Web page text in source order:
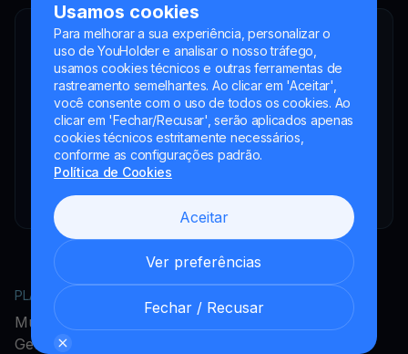
Usamos cookies
Para melhorar a sua experiência, personalizar o
uso de YouHolder e analisar o nosso tráfego,
usamos cookies técnicos e outras ferramentas de
rastreamento semelhantes. Ao clicar em 'Aceitar',
você consente com o uso de todos os cookies. Ao
clicar em 'Fechar/Recusar', serão aplicados apenas
cookies técnicos estritamente necessários,
conforme as configurações padrão.
Política de Cookies
Aceitar
Ver preferências
Fechar / Recusar
YouHodler SA
Intermediário financeiro registrado
YouHodler Italy S.R.L.
Registered as a VASP with the OAM
YouHodler SA
Registrada como VASP no Banco de España
YouHodler SA Sucursal na Argentina.
Registrada como VASP junto à CNV.
PLATAFORMA
MultiHODL
Get Cash
Acerca do YouHodler